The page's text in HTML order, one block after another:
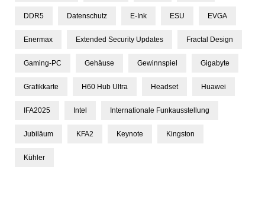
DDR5 Datenschutz E-Ink ESU EVGA
Enermax Extended Security Updates Fractal Design
Gaming-PC Gehäuse Gewinnspiel Gigabyte
Grafikkarte H60 Hub Ultra Headset Huawei
IFA2025 Intel Internationale Funkausstellung
Jubiläum KFA2 Keynote Kingston
Kühler